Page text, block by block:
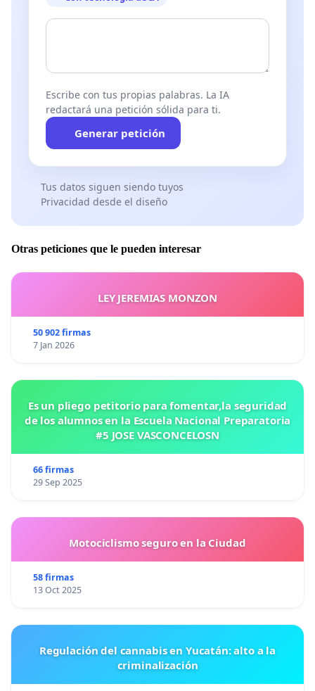
Escribe con tus propias palabras. La IA
redactará una petición sólida para ti.
Generar petición
Tus datos siguen siendo tuyos
Privacidad desde el diseño
Otras peticiones que le pueden interesar
LEY JEREMIAS MONZON
50 902 firmas
7 Jan 2026
Es un pliego petitorio para fomentar,la seguridad
de los alumnos en la Escuela Nacional Preparatoria
#5 JOSE VASCONCELOSN
66 firmas
29 Sep 2025
Motociclismo seguro en la Ciudad
58 firmas
13 Oct 2025
Regulación del cannabis en Yucatán: alto a la
criminalización